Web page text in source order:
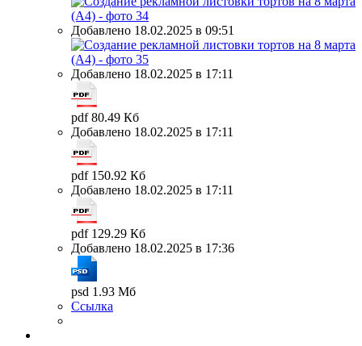
Добавлено 18.02.2025 в 09:51
Добавлено 18.02.2025 в 17:11
pdf 80.49 Кб
Добавлено 18.02.2025 в 17:11
pdf 150.92 Кб
Добавлено 18.02.2025 в 17:11
pdf 129.29 Кб
Добавлено 18.02.2025 в 17:36
psd 1.93 Мб
Ссылка